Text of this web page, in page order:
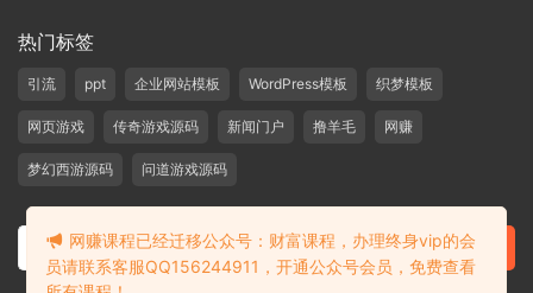
热门标签
引流 ppt 企业网站模板 WordPress模板 织梦模板
网页游戏 传奇游戏源码 新闻门户 撸羊毛 网赚
梦幻西游源码 问道游戏源码
网赚课程已经迁移公众号：财富课程，办理终身vip的会
员请联系客服QQ156244911，开通公众号会员，免费查看